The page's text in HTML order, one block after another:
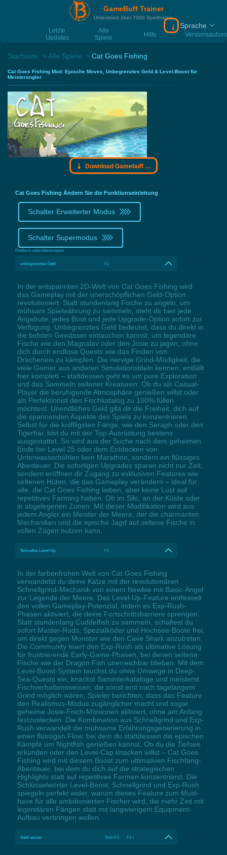
GameBuff Trainer
Unterstützt über 7000 Spieltrainer
Letzte
Updates
Alle
Spiele
Hilfe
Download
Sprache
Startseite Alle Spiele Cat Goes Fishing
Cat Goes Fishing Mod: Epische Moves, Unbegrenztes Geld & Level-Boost für
Meisterangler
Download Gamebuff Trainer
Cat Goes Fishing Ändern Sie die Funktionseinleitung
Schalter Erweiterter Modus
Schalter Supermodus
Plattform unterstützen:steam
unbegrenztes Geld F1
In der entspannten 2D-Welt von Cat Goes Fishing wird
das Gameplay mit der unerschöpflichen Geld-Option
revolutioniert. Statt stundenlang Fische zu angeln, um
mühsam Spielwährung zu sammeln, steht dir hier jede
Angelrute, jedes Boot und jede Upgrade-Option sofort zur
Verfügung. Unbegrenztes Geld bedeutet, dass du direkt in
die tiefsten Gewässer eintauchen kannst, um legendäre
Fische wie den Magnalav oder den Josie zu jagen, ohne
dich durch endlose Quests wie das Finden von
Dracheneis zu kämpfen. Die nervige Grind-Müdigkeit, die
viele Gamer aus anderen Simulationstiteln kennen, entfällt
hier komplett – stattdessen geht es um pure Exploration
und das Sammeln seltener Kreaturen. Ob du als Casual-
Player die beruhigende Atmosphäre genießen willst oder
als Perfektionist den Fischkatalog zu 100% füllen
möchtest: Unendliches Geld gibt dir die Freiheit, dich auf
die spannenden Aspekte des Spiels zu konzentrieren.
Selbst für die kniffligsten Fänge, wie den Seraph oder den
Tigerhai, bist du mit der Top-Ausrüstung bestens
ausgestattet. So wird aus der Suche nach dem geheimen
Ende bei Level 25 oder dem Entdecken von
Unterwasserhöhlen kein Marathon, sondern ein flüssiges
Abenteuer. Die sofortigen Upgrades sparen nicht nur Zeit,
sondern eröffnen dir Zugang zu exklusiven Features wie
seltenen Hüten, die das Gameplay verändern – ideal für
alle, die Cat Goes Fishing lieben, aber keine Lust auf
repetitives Farming haben. Ob im Silo, an der Küste oder
in abgelegenen Zonen: Mit dieser Modifikation wird aus
jedem Angler ein Meister der Meere, der die charmanten
Mechaniken und die epische Jagd auf seltene Fische in
vollen Zügen nutzen kann.
Schnelles Level-Up F2
In der farbenfrohen Welt von Cat Goes Fishing
verwandelst du deine Katze mit der revolutionären
Schnellgrind-Mechanik von einem Newbie mit Basic-Angel
zur Legende der Meere. Das Level-Up-Feature entfesselt
den vollen Gameplay-Potenzial, indem es Exp-Rush-
Phasen aktiviert, die deine Fortschrittsbarriere sprengen.
Statt stundenlang Cuddelfish zu sammeln, schaltest du
sofort Master-Rods, Spezialköder und Hochsee-Boote frei,
um direkt gegen Monster wie den Cave Shark anzutreten.
Die Community feiert den Exp-Rush als ultimative Lösung
für frustrierende Early-Game-Phasen, bei denen seltene
Fische wie der Dragon Fish unerreichbar blieben. Mit dem
Level-Boost-System tauchst du ohne Umwege in Deep-
Sea-Quests ein, knackst Sammlerkataloge und meisterst
Fischverhaltensweisen, die sonst erst nach tagelangem
Grind möglich wären. Spieler berichten, dass das Feature
den Realismus-Modus zugänglicher macht und sogar
geheime Josie-Fisch-Missionen aktiviert, ohne am Anfang
festzustecken. Die Kombination aus Schnellgrind und Exp-
Rush verwandelt die mühsame Erfahrungsgenerierung in
einen flüssigen Flow, bei dem du stattdessen die epischen
Kämpfe um Nightfish genießen kannst. Ob du die Tiefsee
erkunden oder den Level-Cap knacken willst – Cat Goes
Fishing wird mit diesem Boost zum ultimativen Fischfang-
Abenteuer, bei dem du dich auf die strategischen
Highlights statt auf repetitives Farmen konzentrierst. Die
Schlüsselwörter Level-Boost, Schnellgrind und Exp-Rush
spiegeln perfekt wider, warum dieses Feature zum Must-
have für alle ambitionierten Fischer wird, die mehr Zeit mit
legendären Fängen statt mit langwierigem Equipment-
Aufbau verbringen wollen.
Geld setzen Shift+F3 - F3 +